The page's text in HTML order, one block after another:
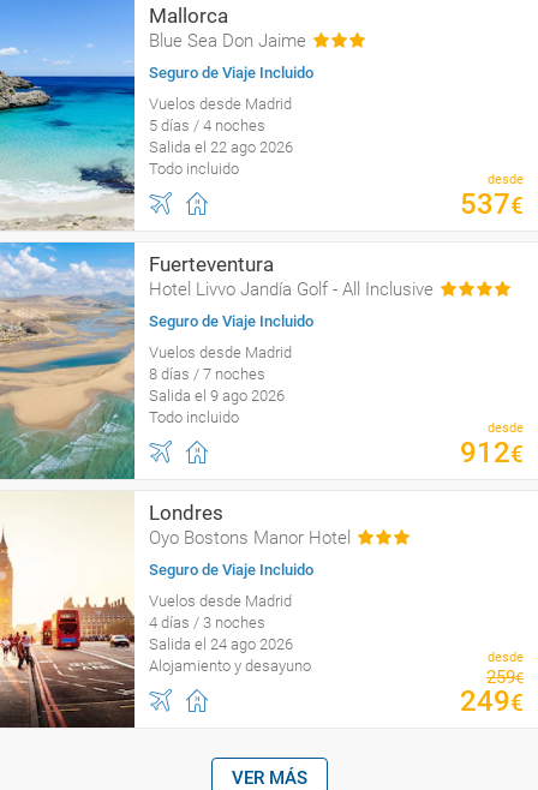
Mallorca
Blue Sea Don Jaime
Seguro de Viaje Incluido
Vuelos desde Madrid
5 días / 4 noches
Salida el 22 ago 2026
Todo incluido
desde
537€
Fuerteventura
Hotel Livvo Jandía Golf - All Inclusive
Seguro de Viaje Incluido
Vuelos desde Madrid
8 días / 7 noches
Salida el 9 ago 2026
Todo incluido
desde
912€
Londres
Oyo Bostons Manor Hotel
Seguro de Viaje Incluido
Vuelos desde Madrid
4 días / 3 noches
Salida el 24 ago 2026
Alojamiento y desayuno
desde
259€
249€
VER MÁS